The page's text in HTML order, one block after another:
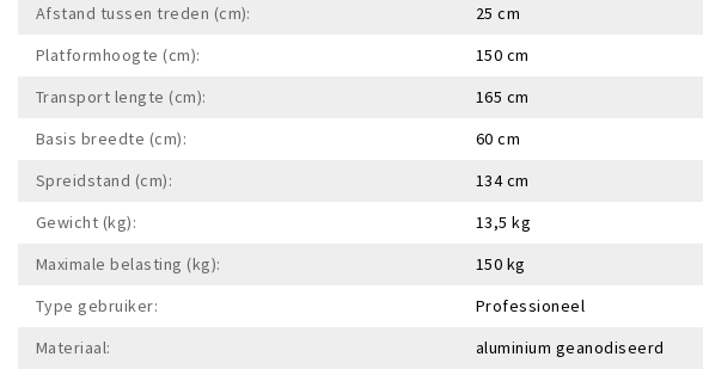
Afstand tussen treden (cm):
25 cm
Platformhoogte (cm):
150 cm
Transport lengte (cm):
165 cm
Basis breedte (cm):
60 cm
Spreidstand (cm):
134 cm
Gewicht (kg):
13,5 kg
Maximale belasting (kg):
150 kg
Type gebruiker:
Professioneel
Materiaal:
aluminium geanodiseerd